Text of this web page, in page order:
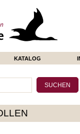
KATALOG